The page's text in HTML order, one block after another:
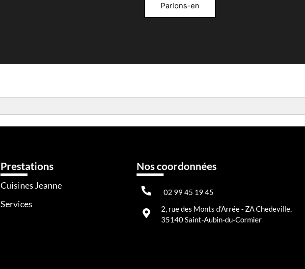
Parlons-en
Prestations
Cuisines Jeanne
Services
Nos coordonnées
02 99 45 19 45
2, rue des Monts d’Arrée - ZA Chedeville,
35140 Saint-Aubin-du-Cormier